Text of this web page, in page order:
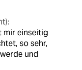
mir einseitig
so sehr,
und